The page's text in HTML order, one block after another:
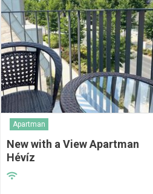
Apartman
New with a View Apartman
Hévíz